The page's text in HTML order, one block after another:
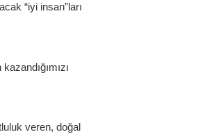
“iyi insan”ları
veren, doğal